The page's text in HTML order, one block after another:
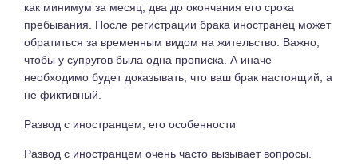
как минимум за месяц, два до окончания его срока
пребывания. После регистрации брака иностранец может
обратиться за временным видом на жительство. Важно,
чтобы у супругов была одна прописка. А иначе
необходимо будет доказывать, что ваш брак настоящий, а
не фиктивный.
Развод с иностранцем, его особенности
Развод с иностранцем очень часто вызывает вопросы.